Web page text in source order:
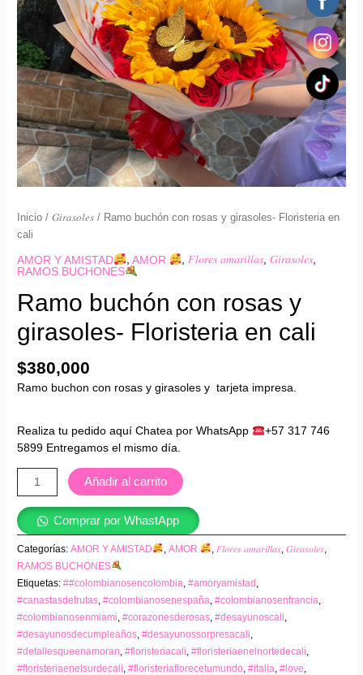
Inicio /𝐺𝑖𝑟𝑎𝑠𝑜𝑙𝑒𝑠 / Ramo buchón con rosas y girasoles- Floristeria en
cali
AMOR Y AMISTAD , AMOR ,𝐹𝑙𝑜𝑟𝑒𝑠 𝑎𝑚𝑎𝑟𝑖𝑙𝑙𝑎𝑠,𝐺𝑖𝑟𝑎𝑠𝑜𝑙𝑒𝑠,
RAMOS BUCHONES
Ramo buchón con rosas y
girasoles- Floristeria en cali
$380,000
Ramo buchon con rosas y girasoles y tarjeta impresa.
Realiza tu pedido aquí Chatea por WhatsApp
+57 317 746
5899 Entregamos el mismo día.
cantidad
Añadir al carrito
Comprar por WhastApp
Categorías:AMOR Y AMISTAD ,AMOR 𝐹𝑙𝑜𝑟𝑒𝑠 𝑎𝑚𝑎𝑟𝑖𝑙𝑙𝑎𝑠 ,𝐺𝑖𝑟𝑎𝑠𝑜𝑙𝑒𝑠
RAMOS BUCHONES
Etiquetas:##colombianosencolombia ,#amoryamistad
#canastasdefrutas ,#colombianosenespaña ,#colombianosenfrancia
#colombianosenmiami ,#corazonesderosas ,#desayunoscali
#desayunosdecumpleaños ,#desayunossorpresacali
#detallesqueenamoran ,#floristeriacali ,#floristeriaenelnortedecali
#floristeriaenelsurdecali ,#floristeriaflorecetumundo ,#italia ,#love